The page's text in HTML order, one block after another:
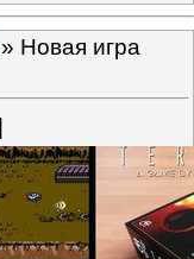
» Новая игра